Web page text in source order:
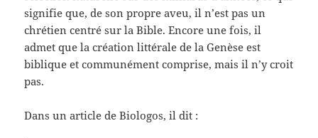
signifie que, de son propre aveu, il n’est pas un
chrétien centré sur la Bible. Encore une fois, il
admet que la création littérale de la Genèse est
biblique et communément comprise, mais il n’y croit
pas.
Dans un article de Biologos, il dit :